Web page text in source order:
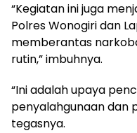
“Kegiatan ini juga
Polres Wonogiri dan
memberantas
rutin,” imbuhnya.
“Ini adalah upaya
penyalahgunaan dan
tegasnya.